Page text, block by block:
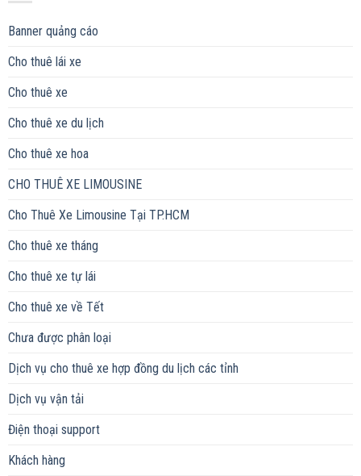
Banner quảng cáo
Cho thuê lái xe
Cho thuê xe
Cho thuê xe du lịch
Cho thuê xe hoa
CHO THUÊ XE LIMOUSINE
Cho Thuê Xe Limousine Tại TP.HCM
Cho thuê xe tháng
Cho thuê xe tự lái
Cho thuê xe về Tết
Chưa được phân loại
Dịch vụ cho thuê xe hợp đồng du lịch các tỉnh
Dịch vụ vận tải
Điện thoại support
Khách hàng